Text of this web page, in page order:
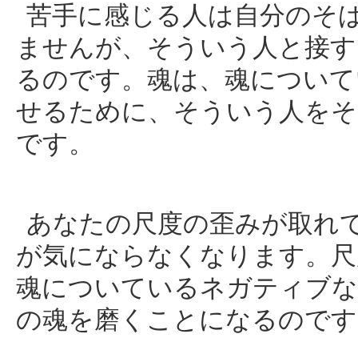
苦手に感じる人は自分のそ
ませんが、そういう人と接
るのです。魂は、魂につい
せるために、そういう人を
です。
あなたの尺度の歪みが取れ
が気にならなくなります。
魂についているネガティブ
の魂を磨くことになるので